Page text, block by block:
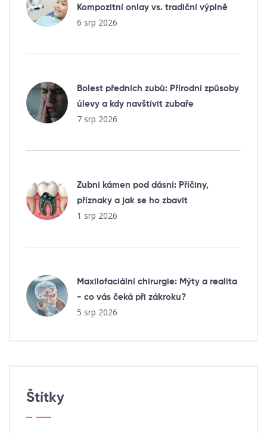
Kompozitní onlay vs. tradiční výplně
6 srp 2026
Bolest předních zubů: Přírodní způsoby
úlevy a kdy navštívit zubaře
7 srp 2026
Zubní kámen pod dásní: Příčiny,
příznaky a jak se ho zbavit
1 srp 2026
Maxilofaciální chirurgie: Mýty a realita
- co vás čeká při zákroku?
5 srp 2026
Štítky